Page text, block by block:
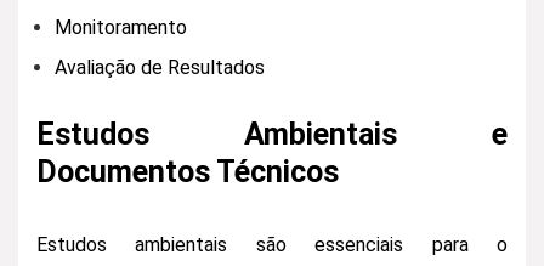
Monitoramento
Avaliação de Resultados
Estudos Ambientais e
Documentos Técnicos
Estudos ambientais são essenciais para o